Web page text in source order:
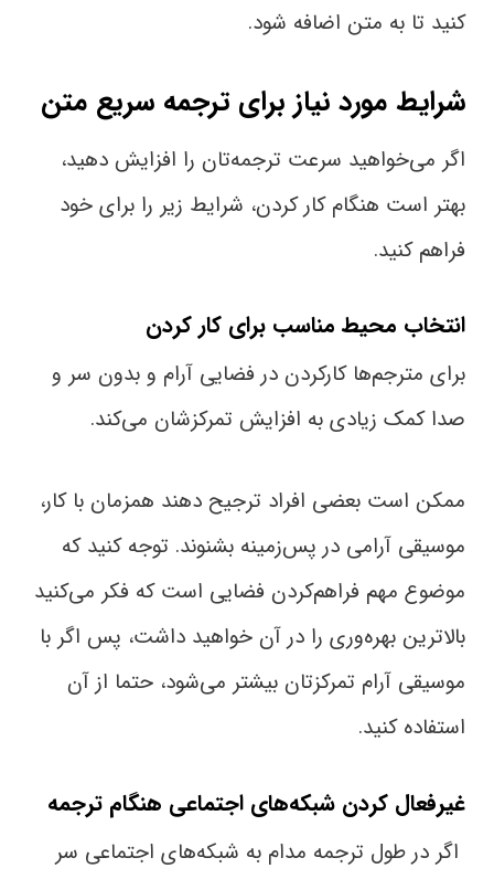
کنید تا به متن اضافه شود.
شرایط مورد نیاز برای ترجمه سریع متن
اگر می‌خواهید سرعت ترجمه‌تان را افزایش دهید،
بهتر است هنگام کار کردن، شرایط زیر را برای خود
فراهم کنید.
انتخاب محیط مناسب برای کار کردن
برای مترجم‌ها کارکردن در فضایی آرام و بدون سر و
صدا کمک زیادی به افزایش تمرکزشان می‌کند.
ممکن است بعضی افراد ترجیح دهند همزمان با کار،
موسیقی آرامی در پس‌زمینه بشنوند. توجه کنید که
موضوع مهم فراهم‌کردن فضایی است که فکر می‌کنید
بالاترین بهره‌وری را در آن خواهید داشت، پس اگر با
موسیقی آرام تمرکزتان بیشتر می‌شود، حتما از آن
استفاده کنید.
غیرفعال کردن شبکه‌های اجتماعی هنگام ترجمه
اگر در طول ترجمه مدام به شبکه‌های اجتماعی سر